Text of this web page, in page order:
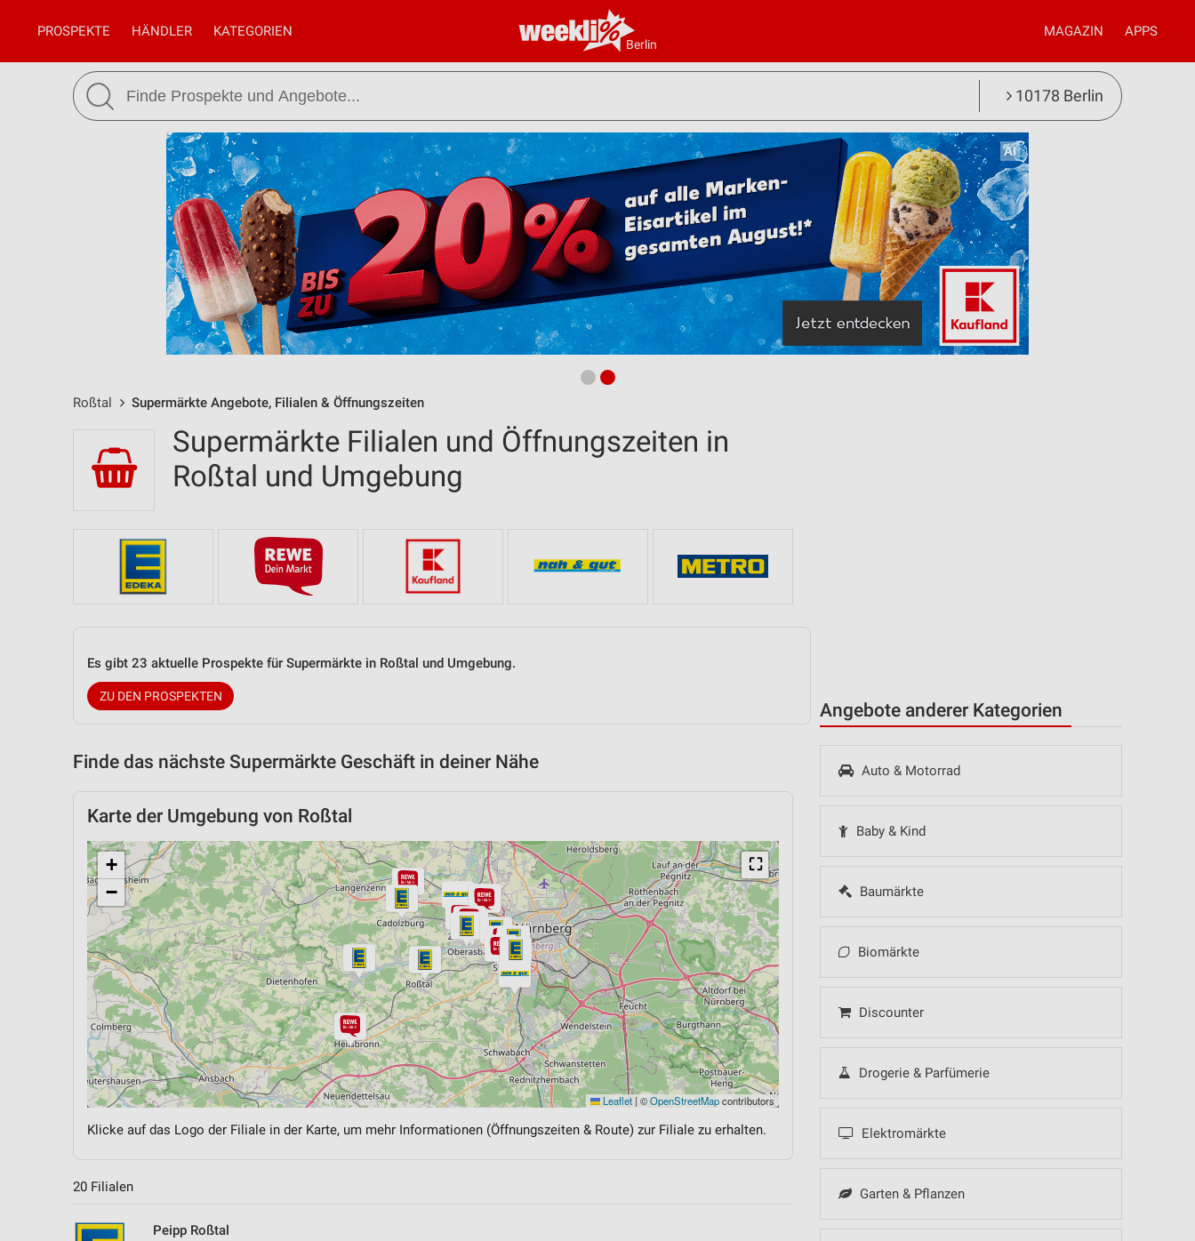
Berlin
PROSPEKTE HÄNDLER KATEGORIEN MAGAZIN APPS
10178 Berlin
Roßtal Supermärkte Angebote, Filialen & Öffnungszeiten
Angebote anderer Kategorien
Auto & Motorrad
Baby & Kind
Baumärkte
Biomärkte
Discounter
Drogerie & Parfümerie
Elektromärkte
Garten & Pflanzen
Supermärkte Filialen und Öffnungszeiten in
Roßtal und Umgebung
Es gibt 23 aktuelle Prospekte für Supermärkte in Roßtal und Umgebung.
ZU DEN PROSPEKTEN
Finde das nächste Supermärkte Geschäft in deiner Nähe
Karte der Umgebung von Roßtal
⛶
+
−
Leaflet | ©OpenStreetMapcontributors
Klicke auf das Logo der Filiale in der Karte, um mehr Informationen (Öffnungszeiten & Route) zur Filiale zu erhalten.
20 Filialen
Peipp Roßtal